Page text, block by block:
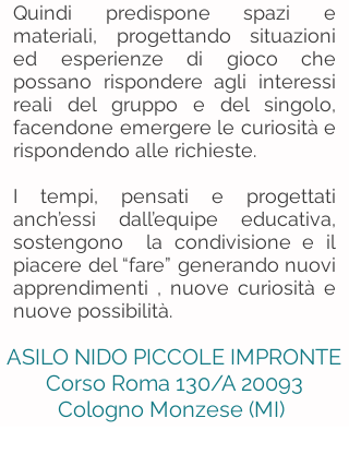
Quindi predispone spazi e
materiali, progettando situazioni
ed esperienze di gioco che
possano rispondere agli interessi
reali del gruppo e del singolo,
facendone emergere le curiosità e
rispondendo alle richieste.
I tempi, pensati e progettati
anch’essi dall’equipe educativa,
sostengono la condivisione e il
piacere del “fare” generando nuovi
apprendimenti , nuove curiosità e
nuove possibilità.
ASILO NIDO PICCOLE IMPRONTE
Corso Roma 130/A 20093
Cologno Monzese (MI)